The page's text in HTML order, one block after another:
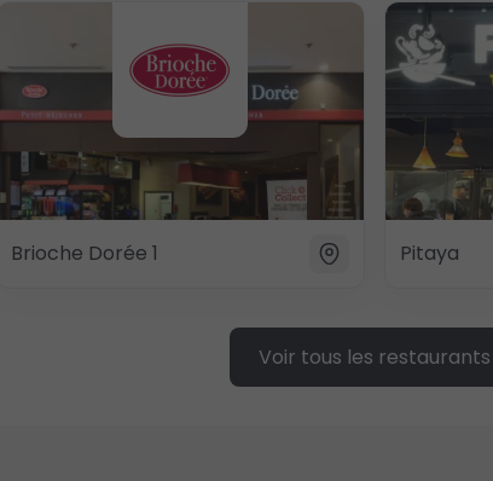
Brioche Dorée 1 Pitaya
Voir tous les restaurants